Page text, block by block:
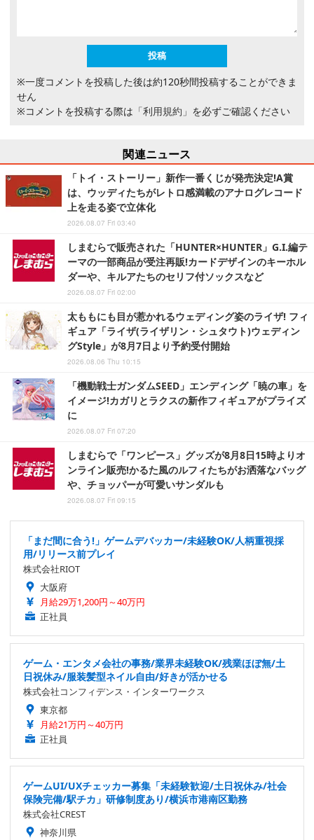
※一度コメントを投稿した後は約120秒間投稿することができま
せん
※コメントを投稿する際は 「利用規約」 を必ずご確認ください
関連ニュース
「トイ・ストーリー」新作一番くじが発売決定!A賞
は、ウッディたちがレトロ感満載のアナログレコード
上を走る姿で立体化
2026.08.07 Fri 03:40
しまむらで販売された「HUNTER×HUNTER」G.I.編テ
ーマの一部商品が受注再販!カードデザインのキーホル
ダーや、キルアたちのセリフ付ソックスなど
2026.08.07 Fri 02:00
太ももにも目が惹かれるウェディング姿のライザ! フィ
ギュア「ライザ(ライザリン・シュタウト)ウェディン
グStyle」が8月7日より予約受付開始
2026.08.06 Thu 10:15
「機動戦士ガンダムSEED」エンディング「暁の車」を
イメージ!カガリとラクスの新作フィギュアがプライズ
に
2026.08.07 Fri 07:20
しまむらで「ワンピース」グッズが8月8日15時よりオ
ンライン販売!かるた風のルフィたちがお洒落なバッグ
や、チョッパーが可愛いサンダルも
2026.08.07 Fri 09:15
「まだ間に合う!」ゲームデバッカー/未経験OK/人柄重視採
用/リリース前プレイ
株式会社RIOT
大阪府
月給29万1,200円～40万円
正社員
ゲーム・エンタメ会社の事務/業界未経験OK/残業ほぼ無/土
日祝休み/服装髪型ネイル自由/好きが活かせる
株式会社コンフィデンス・インターワークス
東京都
月給21万円～40万円
正社員
ゲームUI/UXチェッカー募集「未経験歓迎/土日祝休み/社会
保険完備/駅チカ」研修制度あり/横浜市港南区勤務
株式会社CREST
神奈川県